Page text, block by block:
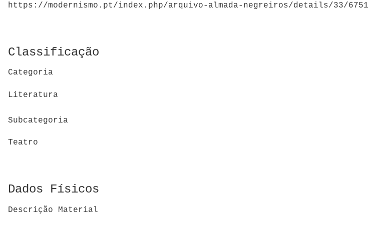
https://modernismo.pt/index.php/arquivo-almada-negreiros/details/33/6751
Classificação
Categoria
Literatura
Subcategoria
Teatro
Dados Físicos
Descrição Material